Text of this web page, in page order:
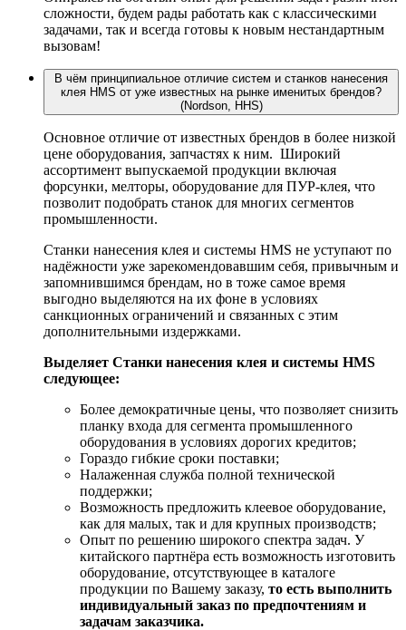
сложности, будем рады работать как с классическими
задачами, так и всегда готовы к новым нестандартным
вызовам!
В чём принципиальное отличие систем и станков нанесения
клея HMS от уже известных на рынке именитых брендов?
(Nordson, HHS)
Основное отличие от известных брендов в более низкой
цене оборудования, запчастях к ним. Широкий
ассортимент выпускаемой продукции включая
форсунки, мелторы, оборудование для ПУР-клея, что
позволит подобрать станок для многих сегментов
промышленности.
Станки нанесения клея и системы HMS не уступают по
надёжности уже зарекомендовавшим себя, привычным и
запомнившимся брендам, но в тоже самое время
выгодно выделяются на их фоне в условиях
санкционных ограничений и связанных с этим
дополнительными издержками.
Выделяет Станки нанесения клея и системы HMS
следующее:
Более демократичные цены, что позволяет снизить
планку входа для сегмента промышленного
оборудования в условиях дорогих кредитов;
Гораздо гибкие сроки поставки;
Налаженная служба полной технической
поддержки;
Возможность предложить клеевое оборудование,
как для малых, так и для крупных производств;
Опыт по решению широкого спектра задач. У
китайского партнёра есть возможность изготовить
оборудование, отсутствующее в каталоге
продукции по Вашему заказу, то есть выполнить
индивидуальный заказ по предпочтениям и
задачам заказчика.